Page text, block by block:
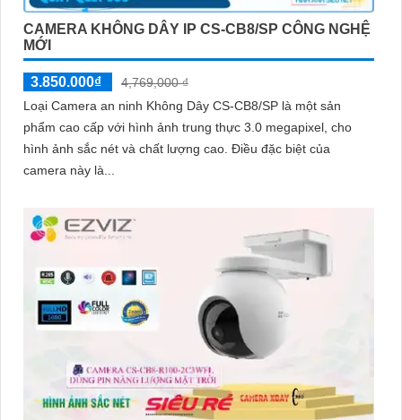
CAMERA KHÔNG DÂY IP CS-CB8/SP CÔNG NGHỆ
MỚI
3.850.000₫
4,769,000 ₫
Loại Camera an ninh Không Dây CS-CB8/SP là một sản
phẩm cao cấp với hình ảnh trung thực 3.0 megapixel, cho
hình ảnh sắc nét và chất lượng cao. Điều đặc biệt của
camera này là...